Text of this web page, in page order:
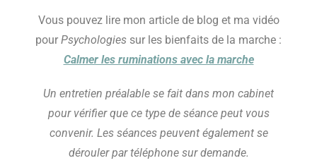
Vous pouvez lire mon article de blog et ma vidéo
pour Psychologies sur les bienfaits de la marche :
Calmer les ruminations avec la marche
Un entretien préalable se fait dans mon cabinet
pour vérifier que ce type de séance peut vous
convenir. Les séances peuvent également se
dérouler par téléphone sur demande.